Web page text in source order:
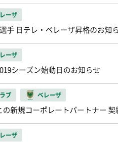
ーザ
手 日テレ・ベレーザ昇格のお知
ーザ
シーズン始動日のお知らせ
ブ ベレーザ
新規コーポレートパートナー
ーザ